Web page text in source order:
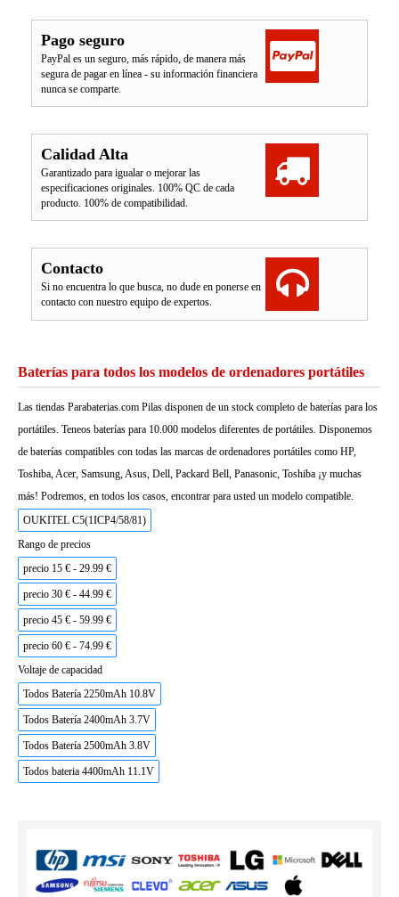
Pago seguro
PayPal es un seguro, más rápido, de manera más
segura de pagar en línea - su información financiera
nunca se comparte.
Calidad Alta
Garantizado para igualar o mejorar las
especificaciones originales. 100% QC de cada
producto. 100% de compatibilidad.
Contacto
Si no encuentra lo que busca, no dude en ponerse en
contacto con nuestro equipo de expertos.
Baterías para todos los modelos de ordenadores portátiles
Las tiendas Parabaterias.com Pilas disponen de un stock completo de baterías para los
portátiles. Teneos baterías para 10.000 modelos diferentes de portátiles. Disponemos
de baterías compatibles con todas las marcas de ordenadores portátiles como HP,
Toshiba, Acer, Samsung, Asus, Dell, Packard Bell, Panasonic, Toshiba ¡y muchas
más! Podremos, en todos los casos, encontrar para usted un modelo compatible.
OUKITEL C5(1ICP4/58/81)
Rango de precios
precio 15 € - 29.99 €
precio 30 € - 44.99 €
precio 45 € - 59.99 €
precio 60 € - 74.99 €
Voltaje de capacidad
Todos Batería 2250mAh 10.8V
Todos Batería 2400mAh 3.7V
Todos Batería 2500mAh 3.8V
Todos bateria 4400mAh 11.1V